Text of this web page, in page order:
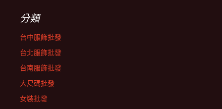
分類
台中服飾批發
台北服飾批發
台南服飾批發
大尺碼批發
女裝批發